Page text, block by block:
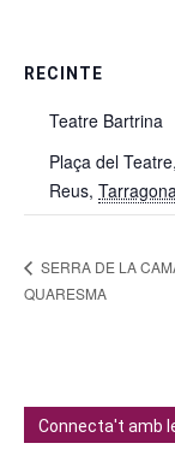
RECINTE
Teatre Bartrina
Plaça del
Reus, Tarragona
SERRA DE LA
QUARESMA
Connecta't amb